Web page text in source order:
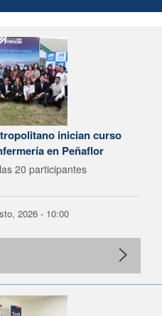
inician curso
en Peñaflor
20 participantes
2026 - 10:00